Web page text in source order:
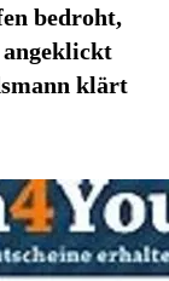
bedroht,
angeklickt
klärt